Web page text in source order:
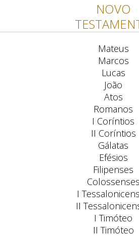
NOVO
Mateus
Marcos
Lucas
João
Atos
Romanos
I Coríntios
II Coríntios
Gálatas
Efésios
Filipenses
Colossenses
I
II
I Timóteo
II Timóteo